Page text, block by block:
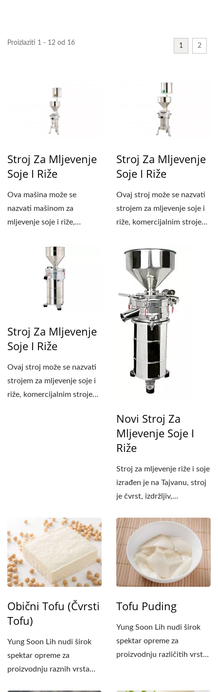
MLJEVENJE I KUHANJE |
YUNG SOON LIH FOOD
Proizlaziti 1 - 12 od 16 1 2
Stroj Za Mljevenje
Soje I Riže
Ova mašina može se
nazvati mašinom za
mljevenje soje i riže,
Stroj Za Mljevenje
Soje I Riže
Ovaj stroj može se nazvati
strojem za mljevenje soje i
riže, komercijalnim strojem
Stroj Za Mljevenje
Soje I Riže
Ovaj stroj može se nazvati
strojem za mljevenje soje i
riže, komercijalnim strojem
Novi Stroj Za
Mljevenje Soje I
Riže
Stroj za mljevenje riže i soje
izrađen je na Tajvanu, stroj
je čvrst, izdržljiv,
Obični Tofu (čvrsti
Tofu)
Yung Soon Lih nudi širok
spektar opreme za
proizvodnju raznih vrsta
Tofu Puding
Yung Soon Lih nudi širok
spektar opreme za
proizvodnju različitih vrsta